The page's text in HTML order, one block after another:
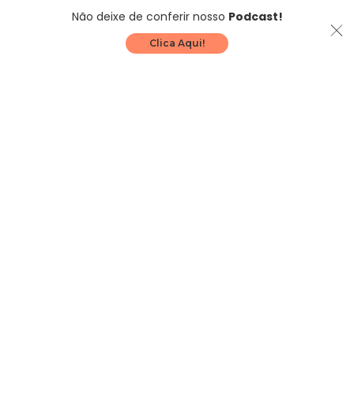
Não deixe de conferir nosso Podcast!
Clica Aqui!